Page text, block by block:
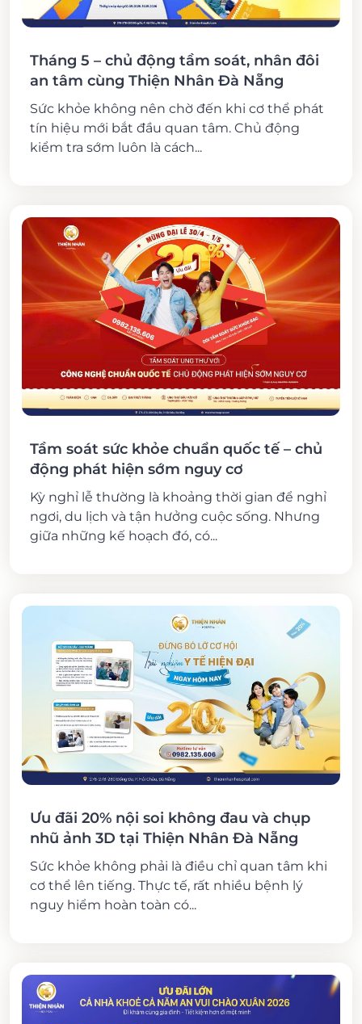
Tháng 5 – chủ động tầm soát, nhân đôi
an tâm cùng Thiện Nhân Đà Nẵng
Sức khỏe không nên chờ đến khi cơ thể phát
tín hiệu mới bắt đầu quan tâm. Chủ động
kiểm tra sớm luôn là cách...
Tầm soát sức khỏe chuẩn quốc tế – chủ
động phát hiện sớm nguy cơ
Kỳ nghỉ lễ thường là khoảng thời gian để nghỉ
ngơi, du lịch và tận hưởng cuộc sống. Nhưng
giữa những kế hoạch đó, có...
Ưu đãi 20% nội soi không đau và chụp
nhũ ảnh 3D tại Thiện Nhân Đà Nẵng
Sức khỏe không phải là điều chỉ quan tâm khi
cơ thể lên tiếng. Thực tế, rất nhiều bệnh lý
nguy hiểm hoàn toàn có...